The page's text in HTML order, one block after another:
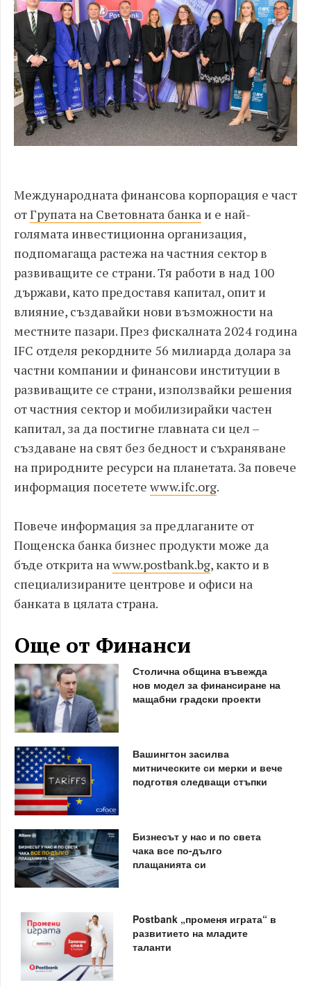
Международната финансова корпорация е част
отГрупата на Световната банка и е най-
голямата инвестиционна организация,
подпомагаща растежа на частния сектор в
развиващите се страни. Тя работи в над 100
държави, като предоставя капитал, опит и
влияние, създавайки нови възможности на
местните пазари. През фискалната 2024 година
IFC отделя рекордните 56 милиарда долара за
частни компании и финансови институции в
развиващите се страни, използвайки решения
от частния сектор и мобилизирайки частен
капитал, за да постигне главната си цел –
създаване на свят без бедност и съхраняване
на природните ресурси на планетата. За повече
информация посетете www.ifc.org.
Повече информация за предлаганите от
Пощенска банка бизнес продукти може да
бъде открита наwww.postbank.bg, както и в
специализираните центрове и офиси на
банката в цялата страна.
Още от Финанси
Столична община въвежда
нов модел за финансиране на
мащабни градски проекти
Вашингтон засилва
митническите си мерки и вече
подготвя следващи стъпки
Бизнесът у нас и по света
чака все по-дълго
плащанията си
Postbank „променя играта“ в
развитието на младите
таланти